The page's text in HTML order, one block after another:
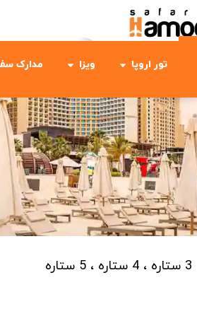
تور اروپا ویزا مدارک